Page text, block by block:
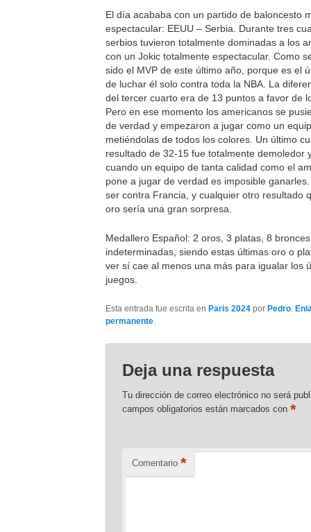
El día acababa con un partido de baloncesto
espectacular: EEUU – Serbia. Durante tres
serbios tuvieron totalmente dominadas a los
con un Jokic totalmente espectacular. Como
sido el MVP de este último año, porque es el
de luchar él solo contra toda la NBA. La
del tercer cuarto era de 13 puntos a favor de
Pero en ese momento los americanos se
de verdad y empezaron a jugar como un
metiéndolas de todos los colores. Un último
resultado de 32-15 fue totalmente demoledor
cuando un equipo de tanta calidad como el
pone a jugar de verdad es imposible
ser contra Francia, y cualquier otro resultado
oro sería una gran sorpresa.
Medallero Español: 2 oros, 3 platas, 8
indeterminadas, siendo estas últimas oro o
ver sí cae al menos una más para igualar los
juegos.
Esta entrada fue escrita en Paris 2024 por Pedro.
permanente.
Deja una respuesta
Tu dirección de correo electrónico no será
campos obligatorios están marcados con*
Comentario *